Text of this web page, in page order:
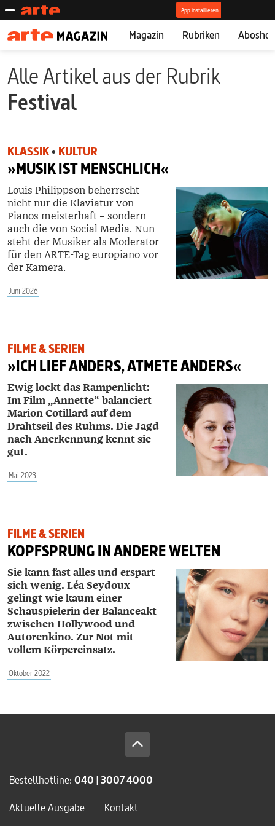
Magazin Rubriken
Alle Artikel aus der Rubrik
Festival
KLASSIK• KULTUR
»MUSIK IST MENSCHLICH«
Louis Philippson beherrscht
nicht nur die Klaviatur von
Pianos meisterhaft – sondern
auch die von Social Media. Nun
steht der Musiker als Moderator
für den ARTE-Tag ­europiano vor
der Kamera.
Juni 2026
FILME & SERIEN
»ICH LIEF ANDERS, ATMETE ANDERS«
Ewig lockt das Rampenlicht:
Im Film „Annette“ balanciert
Marion Cotillard auf dem
Drahtseil des Ruhms. Die Jagd
nach Anerkennung kennt sie
gut.
Mai 2023
FILME & SERIEN
KOPFSPRUNG IN ANDERE WELTEN
Sie kann fast alles und erspart
sich wenig. Léa ­Seydoux
gelingt wie kaum einer
Schauspielerin der Balanceakt
zwischen Hollywood und
Autorenkino. Zur Not mit
vollem Körpereinsatz.
Oktober 2022
Bestellhotline: 040 | 3007 4000
Aktuelle Ausgabe
Kontakt